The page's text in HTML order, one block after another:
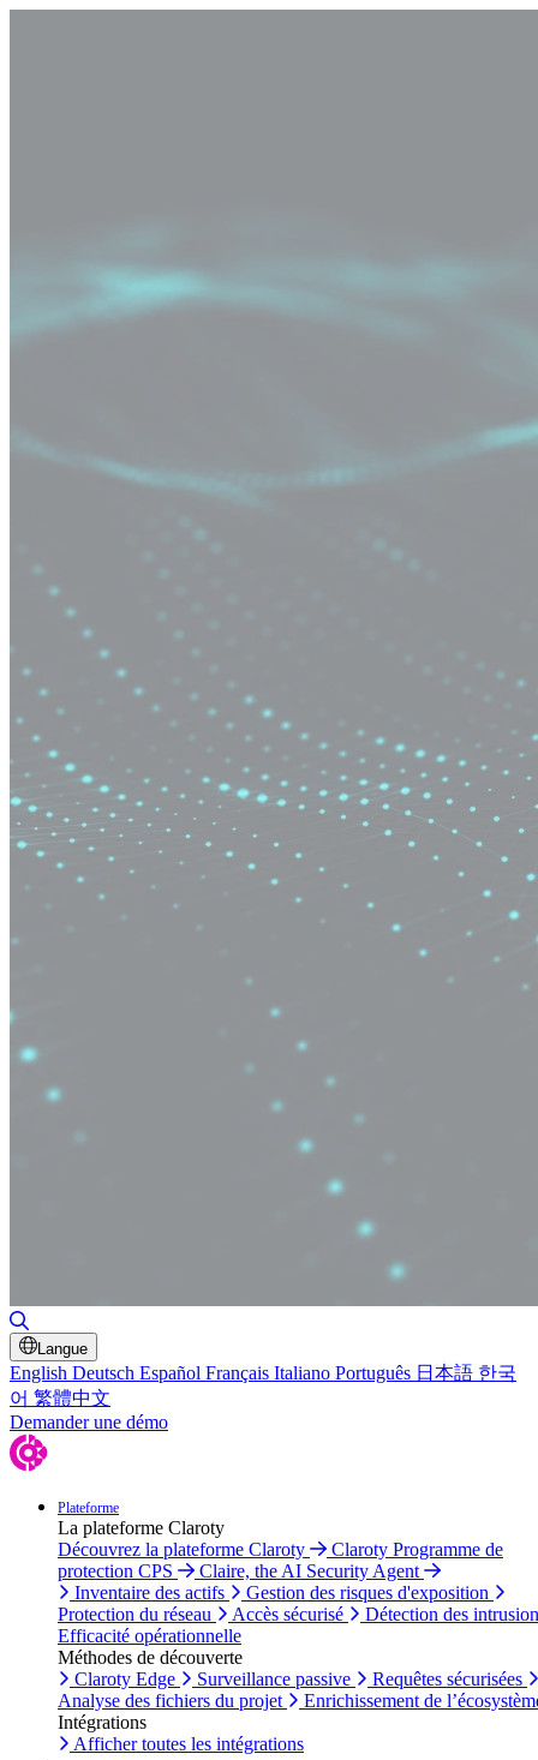
Langue
English Deutsch Español Français Italiano Português 日本語 한국
어 繁體中文
Demander une démo
Plateforme
La plateforme Claroty
Découvrez la plateforme Claroty
Claroty Programme de
protection CPS
Claire, the AI Security Agent
Inventaire des actifs
Gestion des risques d'exposition
Protection du réseau
Accès sécurisé
Détection des
Efficacité opérationnelle
Méthodes de découverte
Claroty Edge
Surveillance passive
Requêtes sécurisées
Analyse des fichiers du projet
Enrichissement de
Intégrations
Afficher toutes les intégrations